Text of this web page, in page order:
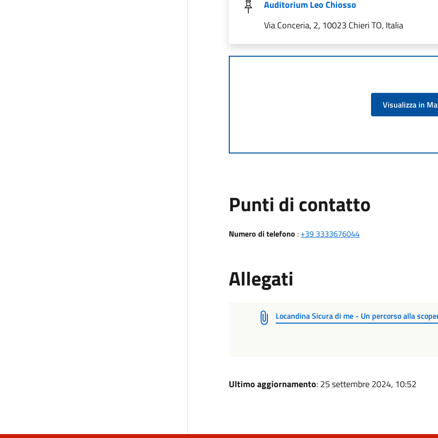
Auditorium Leo Chiosso
Via Conceria, 2, 10023 Chieri TO, Italia
Visualizza in
Punti di contatto
Numero di telefono : +39 3333676044
Allegati
Locandina Sicura di me - Un percorso alla
Ultimo aggiornamento: 25 settembre 2024, 10:52